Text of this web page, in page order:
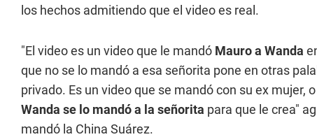
los hechos admitiendo que el video es real.
"El video es un video que le mandó Mauro a Wanda
que no se lo mandó a esa señorita pone en otras
privado. Es un video que se mandó con su ex mujer,
Wanda se lo mandó a la señorita para que le crea"
mandó la China Suárez.